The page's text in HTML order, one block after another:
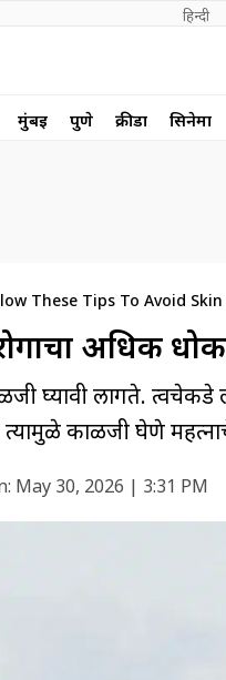
हिन्दी
मुंबई पुणे क्रीडा सिनेमा
These Tips To Avoid
अधिक
घ्यावी लागते. त्वचेकडे
त्यामुळे काळजी घेणे
May 30, 2026 | 3:31 PM